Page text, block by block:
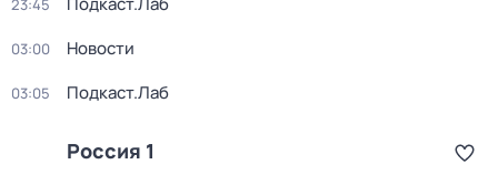
23:45
03:00 Новости
03:05 Подкаст.Лаб
Россия 1